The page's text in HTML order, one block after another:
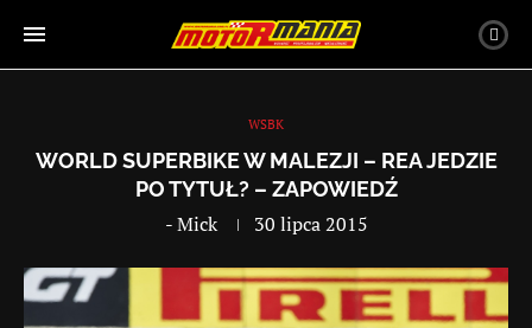
WSBK
WORLD SUPERBIKE W MALEZJI – REA JEDZIE
PO TYTUŁ? – ZAPOWIEDŹ
-Mick 30 lipca 2015